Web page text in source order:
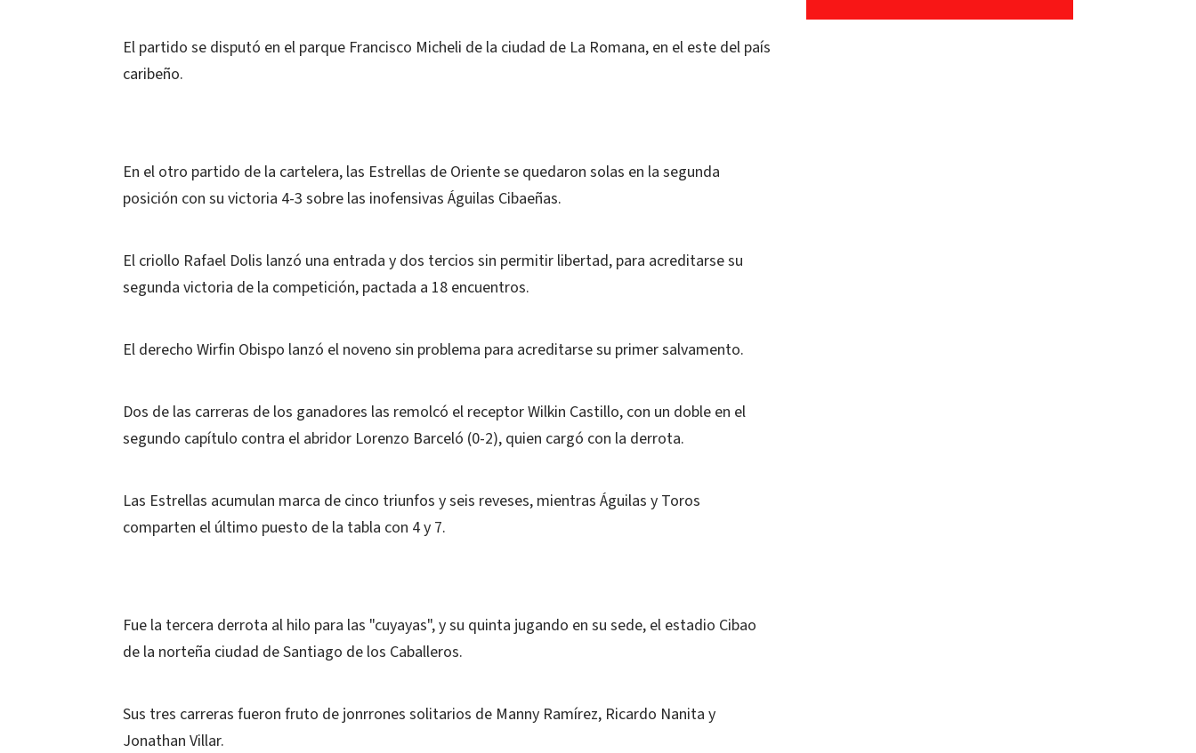
El partido se disputó en el parque Francisco Micheli de la ciudad de La Romana, en el este del país
caribeño.
En el otro partido de la cartelera, las Estrellas de Oriente se quedaron solas en la segunda
posición con su victoria 4-3 sobre las inofensivas Águilas Cibaeñas.
El criollo Rafael Dolis lanzó una entrada y dos tercios sin permitir libertad, para acreditarse su
segunda victoria de la competición, pactada a 18 encuentros.
El derecho Wirfin Obispo lanzó el noveno sin problema para acreditarse su primer salvamento.
Dos de las carreras de los ganadores las remolcó el receptor Wilkin Castillo, con un doble en el
segundo capítulo contra el abridor Lorenzo Barceló (0-2), quien cargó con la derrota.
Las Estrellas acumulan marca de cinco triunfos y seis reveses, mientras Águilas y Toros
comparten el último puesto de la tabla con 4 y 7.
Fue la tercera derrota al hilo para las "cuyayas", y su quinta jugando en su sede, el estadio Cibao
de la norteña ciudad de Santiago de los Caballeros.
Sus tres carreras fueron fruto de jonrrones solitarios de Manny Ramírez, Ricardo Nanita y
Jonathan Villar.